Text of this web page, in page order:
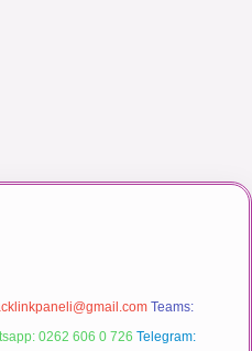
Teams:
0262 606 0 726 Telegram: